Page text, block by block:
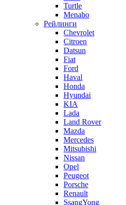
Turtle
Menabo
Рейлинги
Chevrolet
Citroen
Datsun
Fiat
Ford
Haval
Honda
Hyundai
KIA
Lada
Land Rover
Mazda
Mercedes
Mitsubishi
Nissan
Opel
Peugeot
Porsche
Renault
SsangYong